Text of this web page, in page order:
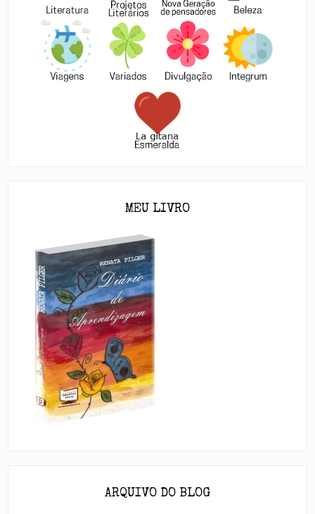
MEU LIVRO
ARQUIVO DO BLOG